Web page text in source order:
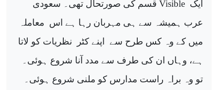
ایک Visible قسم کی صورتحال تھی۔ سعودی
عرب ہمیشہ سے ہی مہربان رہا ہے اس معاملہ
میں کے وہ کس طرح سے اپنے کٹر
نظریات کو لاتا
ہے، وہاں ان کی طرف سے مدد آنا شروع ہوئی۔
تو وہ براہ راست مدارس کو ملنی شروع ہوئی۔